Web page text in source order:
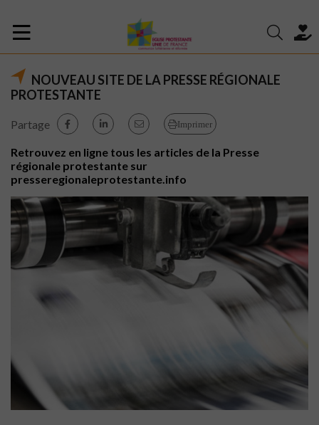
NOUVEAU SITE DE LA PRESSE RÉGIONALE
PROTESTANTE
Partage Imprimer
Retrouvez en ligne tous les articles de la Presse
régionale protestante sur
presseregionaleprotestante.info